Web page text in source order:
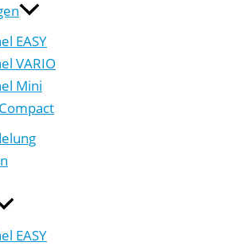
EASY
VARIO
Mini
EASY